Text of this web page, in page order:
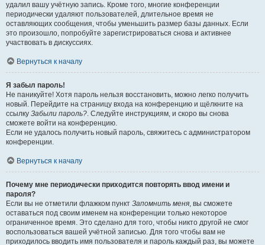
удалил вашу учётную запись. Кроме того, многие конференции
периодически удаляют пользователей, длительное время не
оставляющих сообщения, чтобы уменьшить размер базы данных. Если
это произошло, попробуйте зарегистрироваться снова и активнее
участвовать в дискуссиях.
Вернуться к началу
Я забыл пароль!
Не паникуйте! Хотя пароль нельзя восстановить, можно легко получить
новый. Перейдите на страницу входа на конференцию и щёлкните на
ссылку Забыли пароль?. Следуйте инструкциям, и скоро вы снова
сможете войти на конференцию.
Если не удалось получить новый пароль, свяжитесь с администратором
конференции.
Вернуться к началу
Почему мне периодически приходится повторять ввод имени и
пароля?
Если вы не отметили флажком пункт Запомнить меня, вы сможете
оставаться под своим именем на конференции только некоторое
ограниченное время. Это сделано для того, чтобы никто другой не смог
воспользоваться вашей учётной записью. Для того чтобы вам не
приходилось вводить имя пользователя и пароль каждый раз, вы можете